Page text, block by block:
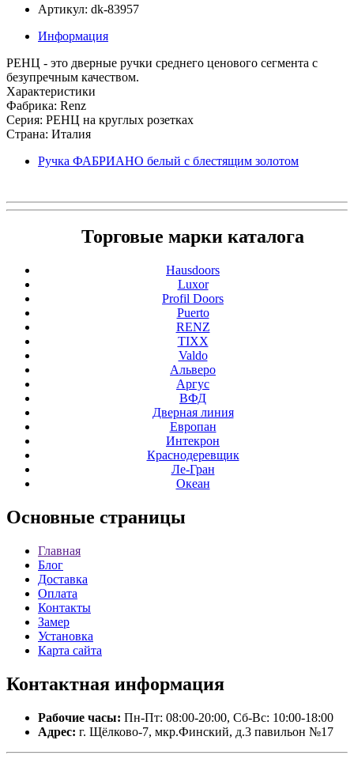
Артикул: dk-83957
Информация
РЕНЦ - это дверные ручки среднего ценового сегмента с
безупречным качеством.
Характеристики
Фабрика: Renz
Серия: РЕНЦ на круглых розетках
Страна: Италия
Ручка ФАБРИАНО белый с блестящим золотом
Торговые марки каталога
Hausdoors
Luxor
Profil Doors
Puerto
RENZ
TIXX
Valdo
Альверо
Аргус
ВФД
Дверная линия
Европан
Интекрон
Краснодеревщик
Ле-Гран
Океан
Основные страницы
Главная
Блог
Доставка
Оплата
Контакты
Замер
Установка
Карта сайта
Контактная информация
Рабочие часы: Пн-Пт: 08:00-20:00, Сб-Вс: 10:00-18:00
Адрес: г. Щёлково-7, мкр.Финский, д.3 павильон №17